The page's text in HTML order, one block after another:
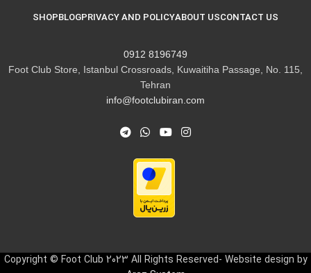
CONTACT US
ABOUT US
PRIVACY AND POLICY
BLOG
SHOP
8196749 0912
Foot Club Store, Istanbul Crossroads, Kuwaitiha Passage, No. 115,
Tehran
info@footclubiran.com
Copyright © Foot Club 2023 All Rights Reserved- Website design by